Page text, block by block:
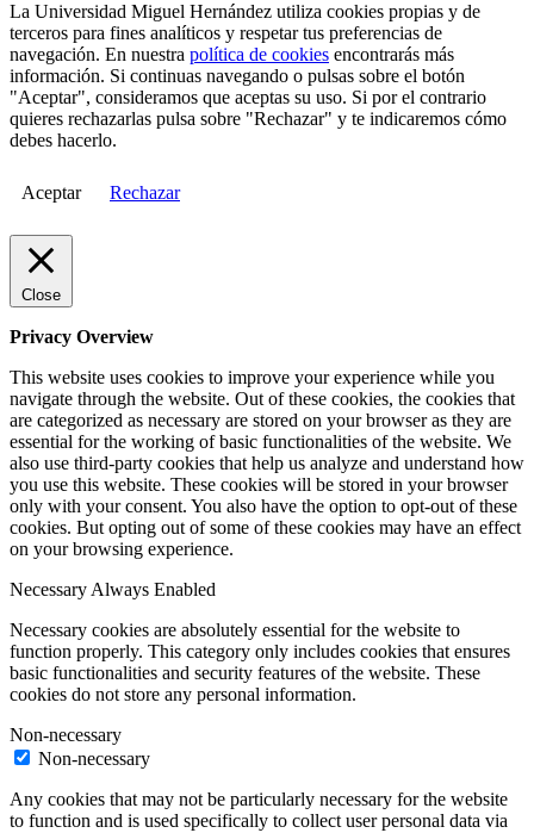
La Universidad Miguel Hernández utiliza cookies propias y de
terceros para fines analíticos y respetar tus preferencias de
navegación. En nuestra política de cookies encontrarás más
información. Si continuas navegando o pulsas sobre el botón
"Aceptar", consideramos que aceptas su uso. Si por el contrario
quieres rechazarlas pulsa sobre "Rechazar" y te indicaremos cómo
debes hacerlo.
Aceptar Rechazar
Close
Privacy Overview
This website uses cookies to improve your experience while you
navigate through the website. Out of these cookies, the cookies that
are categorized as necessary are stored on your browser as they are
essential for the working of basic functionalities of the website. We
also use third-party cookies that help us analyze and understand how
you use this website. These cookies will be stored in your browser
only with your consent. You also have the option to opt-out of these
cookies. But opting out of some of these cookies may have an effect
on your browsing experience.
Necessary Always Enabled
Necessary cookies are absolutely essential for the website to
function properly. This category only includes cookies that ensures
basic functionalities and security features of the website. These
cookies do not store any personal information.
Non-necessary
Non-necessary
Any cookies that may not be particularly necessary for the website
to function and is used specifically to collect user personal data via